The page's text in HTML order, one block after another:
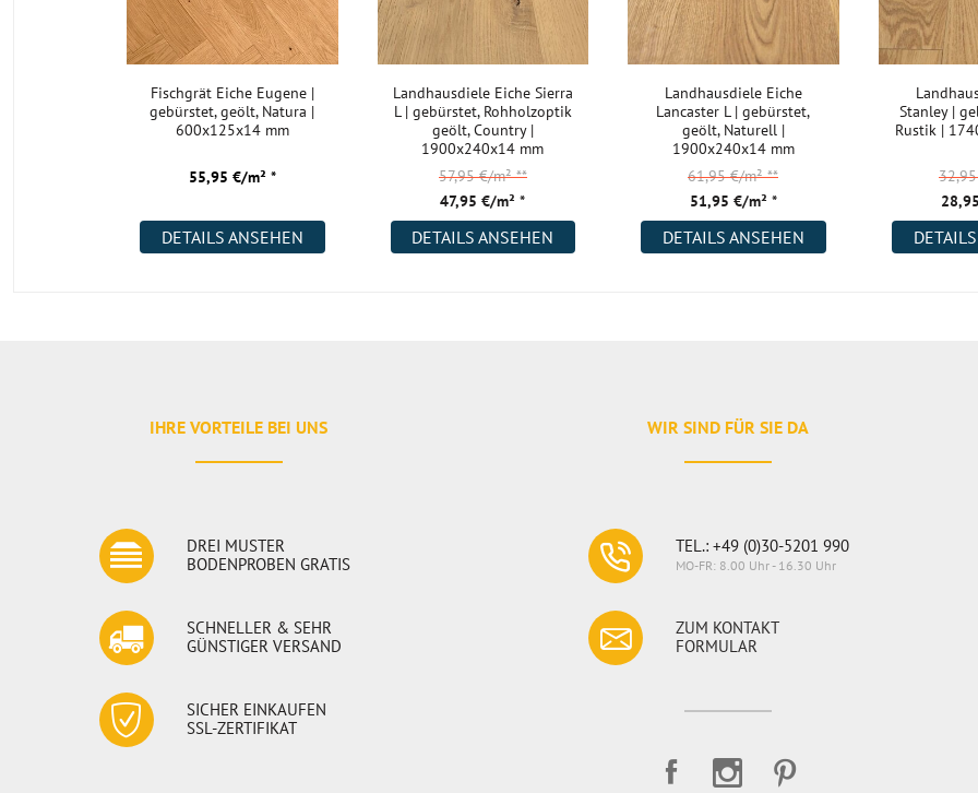
Fischgrät Eiche Eugene |
gebürstet, geölt, Natura |
600x125x14 mm
55,95 €/m² *
DETAILS ANSEHEN
Landhausdiele Eiche Sierra
L | gebürstet, Rohholzoptik
geölt, Country |
1900x240x14 mm
47,95 €/m² *
57,95 €/m²**
DETAILS ANSEHEN
Landhausdiele Eiche
Lancaster L | gebürstet,
geölt, Naturell |
1900x240x14 mm
51,95 €/m² *
61,95 €/m²**
DETAILS ANSEHEN
Stanley |
Rustik |
IHRE VORTEILE BEI UNS
DREI MUSTER
BODENPROBEN GRATIS
SCHNELLER & SEHR
GÜNSTIGER VERSAND
SICHER EINKAUFEN
SSL-ZERTIFIKAT
WIR SIND FÜR SIE DA
TEL.: +49 (0)30-5201 990
MO-FR: 8.00 Uhr - 16.30 Uhr
ZUM KONTAKT
FORMULAR